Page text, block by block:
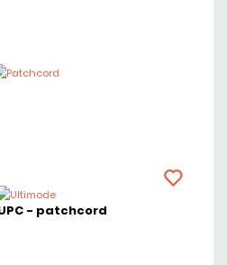
UPC - patchcord